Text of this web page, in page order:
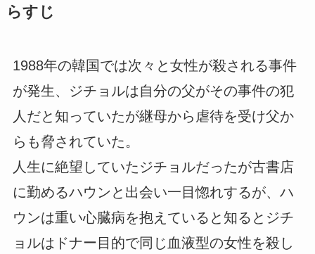
らすじ
1988年の韓国では次々と女性が殺される事件
が発生、ジチョルは自分の父がその事件の犯
人だと知っていたが継母から虐待を受け父か
らも脅されていた。
人生に絶望していたジチョルだったが古書店
に勤めるハウンと出会い一目惚れするが、ハ
ウンは重い心臓病を抱えていると知るとジチ
ョルはドナー目的で同じ血液型の女性を殺し